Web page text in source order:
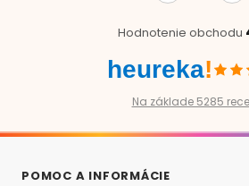
Hodnotenie obchodu
heureka!
Na základe 5285
POMOC A INFORMÁCIE